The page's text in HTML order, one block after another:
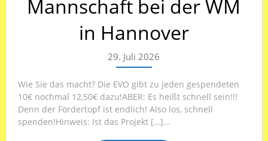
Mannschaft bei der WM
in Hannover
29. Juli 2026
Wie Sie das macht? Die EVO gibt zu jeden gespendeten
10€ nochmal 12,50€ dazu!ABER: Es heißt schnell sein!!!
Denn der Fördertopf ist endlich! Also los, schnell
spenden!Hinweis: Ist das Projekt […]...